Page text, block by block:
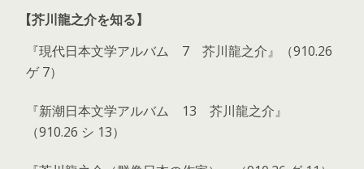
【芥川龍之介を知る】
『現代日本文学アルバム 7 芥川龍之介』（910.26
ゲ 7）
『新潮日本文学アルバム 13 芥川龍之介』
（910.26 シ 13）